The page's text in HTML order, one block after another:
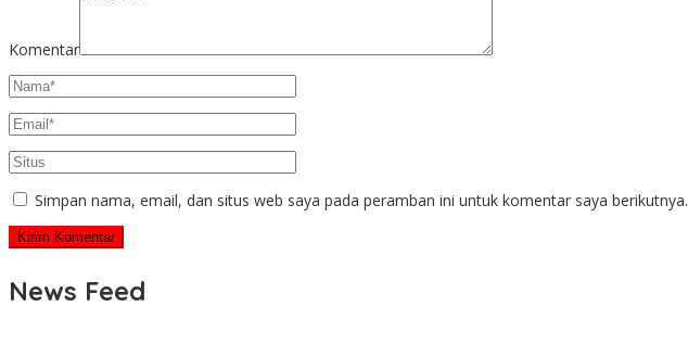
Komentar
Simpan nama, email, dan situs web saya pada peramban ini untuk komentar saya berikutnya.
News Feed